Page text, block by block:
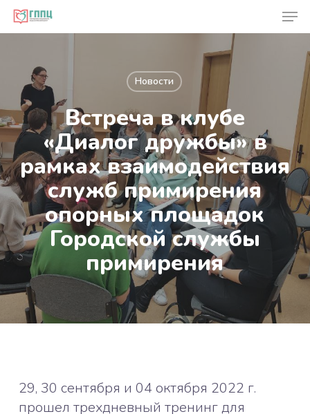
Skip
content
Новости
Встреча в клубе
«Диалог дружбы» в
рамках взаимодействия
служб примирения
опорных площадок
Городской службы
примирения
29, 30 сентября и 04 октября 2022 г.
прошел трехдневный тренинг для
Menu